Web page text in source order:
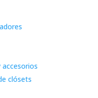
accesorios
clósets